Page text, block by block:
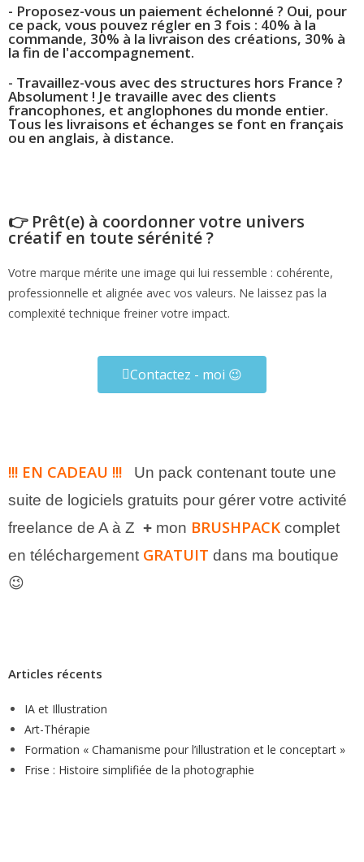
- Proposez-vous un paiement échelonné ? Oui, pour
ce pack, vous pouvez régler en 3 fois : 40% à la
commande, 30% à la livraison des créations, 30% à
la fin de l'accompagnement.
- Travaillez-vous avec des structures hors France ?
Absolument ! Je travaille avec des clients
francophones, et anglophones du monde entier.
Tous les livraisons et échanges se font en français
ou en anglais, à distance.
👉 Prêt(e) à coordonner votre univers
créatif en toute sérénité ?
Votre marque mérite une image qui lui ressemble : cohérente,
professionnelle et alignée avec vos valeurs. Ne laissez pas la
complexité technique freiner votre impact.
Contactez - moi 😉
!!! EN CADEAU !!!
Un pack contenant toute une
suite de logiciels gratuits pour gérer votre activité
freelance de A à Z + mon BRUSHPACK complet
en téléchargement GRATUIT dans ma boutique
😉
Articles récents
IA et Illustration
Art-Thérapie
Formation « Chamanisme pour l’illustration et le conceptart »
Frise : Histoire simplifiée de la photographie